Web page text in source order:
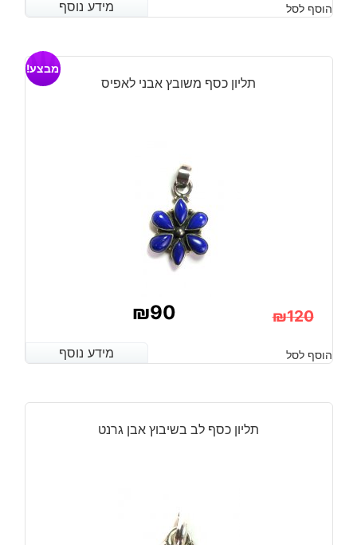
המקורי
היה:
הנוכחי
הוא:
מידע נוסף הוסף לסל מידע נוסף
תליון כסף משובץ אבני לאפיס
מבצע!
₪120
המקורי
היה:
₪90
הנוכחי
הוא:
מידע נוסף הוסף לסל מידע נוסף
תליון כסף לב בשיבוץ אבן גרנט